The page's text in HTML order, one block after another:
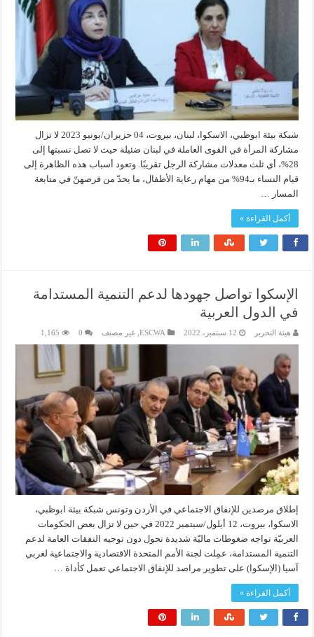
شبكة بيئة ابوظبي، الاسكوا، لبنان، بيروت، 04 حزيران/يونيو 2023 لا تزال
مشاركة المرأة في القوى العاملة في لبنان ضئيلة حيث لا تصل نسبتها إلى
28%، أي ثلث معدلات مشاركة الرجل تقريبًا. وتعود أسباب هذه الظاهرة إلى
قيام النساء بـ94% من مهام رعاية الأطفال، ما يحدّ من فرصهنّ في متابعة
المسار …
أكمل القراءة »
الإسكوا تواصل جهودها لدعم التنمية المستدامة
في الدول العربية
هيئة التحرير 12 سبتمبر، 2022 ESCWA
, غير مصنف 0
1,165
إطلاق مرصدين للإنفاق الاجتماعي في الأردن وتونس شبكة بيئة ابوظبي،
الاسكوا، بيروت، 12 أيلول/سبتمبر 2022 في حين لا تزال بعض الحكومات
العربيّة تواجه ضغوطات ماليّة شديدة تحول دون توجيه النفقات العامة لدعم
التنمية المستدامة، عمِلت لجنة الأمم المتحدة الاقتصادية والاجتماعية لغربي
آسيا (الإسكوا) على تطوير مراصد للإنفاق الاجتماعي تعمل كأداة …
أكمل القراءة »